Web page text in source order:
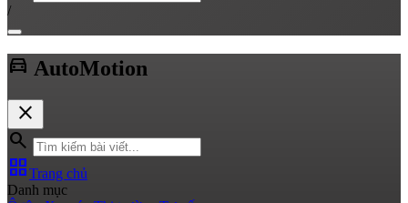
/
directions_car AutoMotion
close
search
grid_viewTrang chủ
Danh mục